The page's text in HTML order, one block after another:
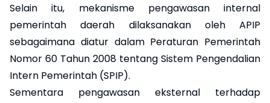
Selain itu, mekanisme pengawasan internal
pemerintah daerah dilaksanakan oleh APIP
sebagaimana diatur dalam Peraturan Pemerintah
Nomor 60 Tahun 2008 tentang Sistem Pengendalian
Intern Pemerintah (SPIP).
Sementara pengawasan eksternal terhadap